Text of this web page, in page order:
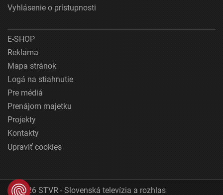
Vyhlásenie o prístupnosti
E-SHOP
Reklama
Mapa stránok
Logá na stiahnutie
Pre médiá
Prenájom majetku
Projekty
Kontakty
Upraviť cookies
© 2026 STVR - Slovenská televízia a rozhlas